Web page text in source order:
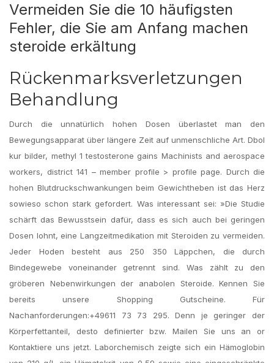
Vermeiden Sie die 10 häufigsten
Fehler, die Sie am Anfang machen
steroide erkältung
Rückenmarksverletzungen
Behandlung
Durch die unnatürlich hohen Dosen überlastet man den
Bewegungsapparat über längere Zeit auf unmenschliche Art. Dbol
kur bilder, methyl 1 testosterone gains Machinists and aerospace
workers, district 141 – member profile > profile page. Durch die
hohen Blutdruckschwankungen beim Gewichtheben ist das Herz
sowieso schon stark gefordert. Was interessant sei: »Die Studie
schärft das Bewusstsein dafür, dass es sich auch bei geringen
Dosen lohnt, eine Langzeitmedikation mit Steroiden zu vermeiden.
Jeder Hoden besteht aus 250 350 Läppchen, die durch
Bindegewebe voneinander getrennt sind. Was zählt zu den
gröberen Nebenwirkungen der anabolen Steroide. Kennen Sie
bereits unsere Shopping Gutscheine. Für
Nachanforderungen:+49611 73 73 295. Denn je geringer der
Körperfettanteil, desto definierter bzw. Mailen Sie uns an or
Kontaktiere uns jetzt. Laborchemisch zeigte sich ein Hämoglobin